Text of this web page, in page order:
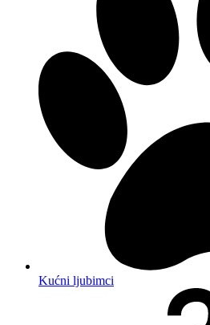
Kućni ljubimci